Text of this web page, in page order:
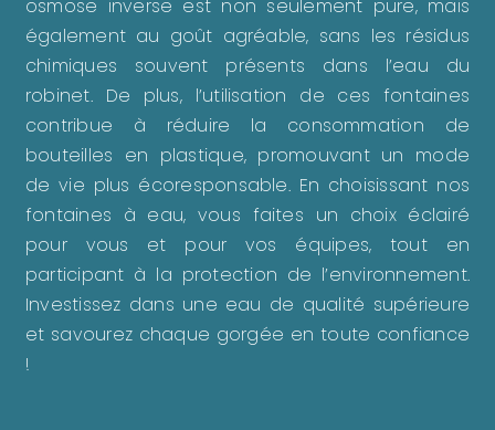
osmose inverse est non seulement pure, mais
également au goût agréable, sans les résidus
chimiques souvent présents dans l’eau du
robinet. De plus, l’utilisation de ces fontaines
contribue à réduire la consommation de
bouteilles en plastique, promouvant un mode
de vie plus écoresponsable. En choisissant nos
fontaines à eau, vous faites un choix éclairé
pour vous et pour vos équipes, tout en
participant à la protection de l’environnement.
Investissez dans une eau de qualité supérieure
et savourez chaque gorgée en toute confiance
!